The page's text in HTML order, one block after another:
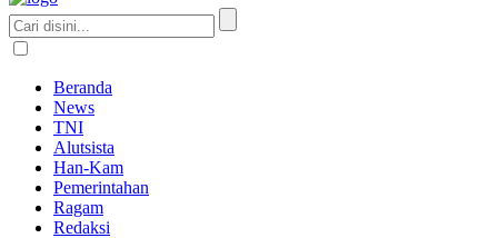
Beranda
News
TNI
Alutsista
Han-Kam
Pemerintahan
Ragam
Redaksi